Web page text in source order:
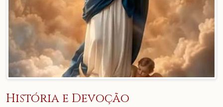
História e Devoção